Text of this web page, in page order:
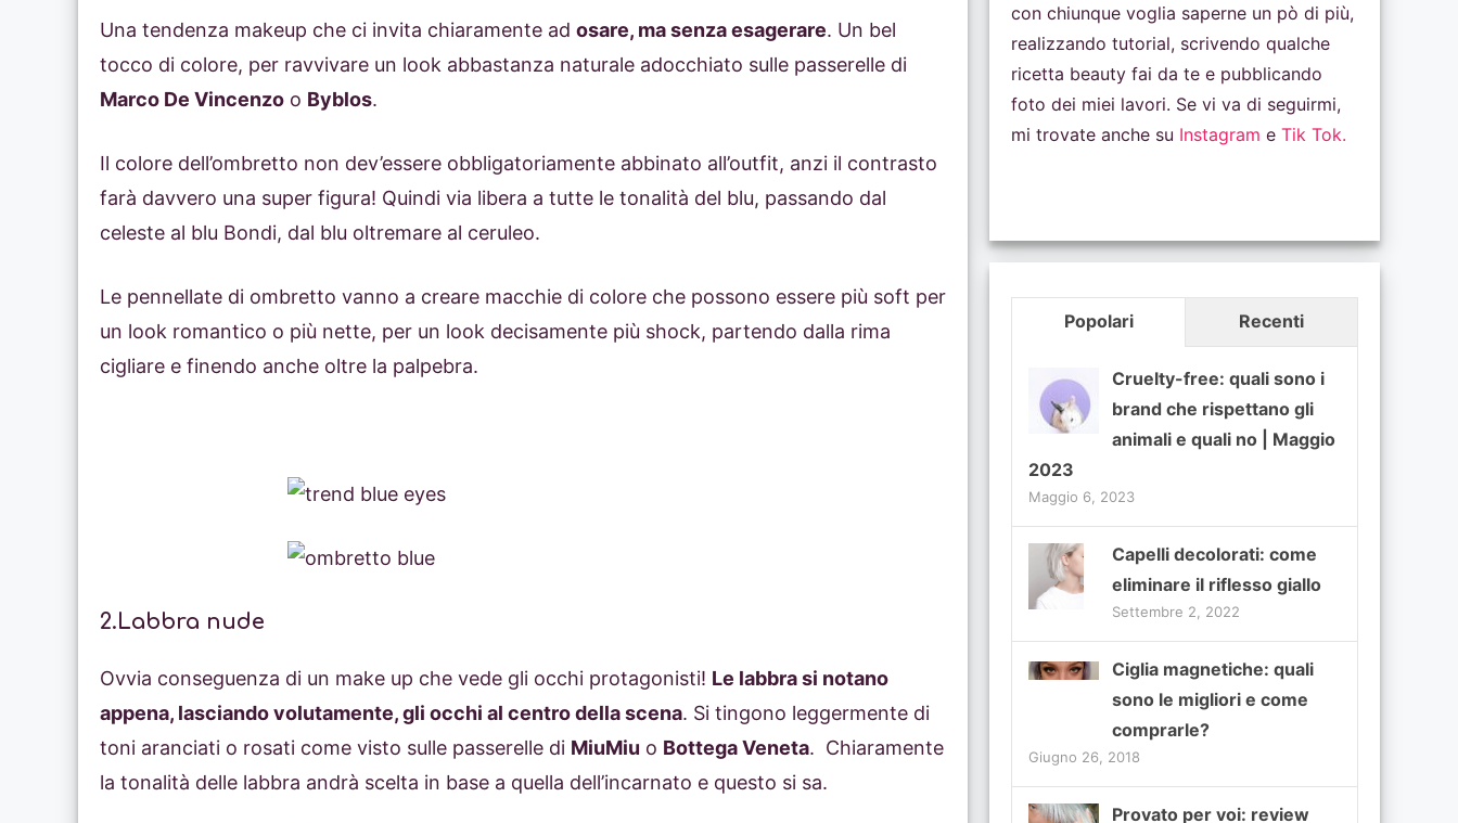
Una tendenza makeup che ci invita chiaramente ad osare, ma senza esagerare. Un bel
tocco di colore, per ravvivare un look abbastanza naturale adocchiato sulle passerelle di
Marco De Vincenzo o Byblos.
Il colore dell’ombretto non dev’essere obbligatoriamente abbinato all’outfit, anzi il contrasto
farà davvero una super figura! Quindi via libera a tutte le tonalità del blu, passando dal
celeste al blu Bondi, dal blu oltremare al ceruleo.
Le pennellate di ombretto vanno a creare macchie di colore che possono essere più soft per
un look romantico o più nette, per un look decisamente più shock, partendo dalla rima
cigliare e finendo anche oltre la palpebra.
2.Labbra nude
Ovvia conseguenza di un make up che vede gli occhi protagonisti! Le labbra si notano
appena, lasciando volutamente, gli occhi al centro della scena. Si tingono leggermente di
toni aranciati o rosati come visto sulle passerelle di MiuMiu o Bottega Veneta. Chiaramente
la tonalità delle labbra andrà scelta in base a quella dell’incarnato e questo si sa.
con chiunque voglia saperne un pò di più,
realizzando tutorial, scrivendo qualche
ricetta beauty fai da te e pubblicando
foto dei miei lavori. Se vi va di seguirmi,
mi trovate anche su Instagram e Tik Tok.
Popolari Recenti
Cruelty-free: quali sono i
brand che rispettano gli
animali e quali no | Maggio
2023
Maggio 6, 2023
Capelli decolorati: come
eliminare il riflesso giallo
Settembre 2, 2022
Ciglia magnetiche: quali
sono le migliori e come
comprarle?
Giugno 26, 2018
Provato per voi: review